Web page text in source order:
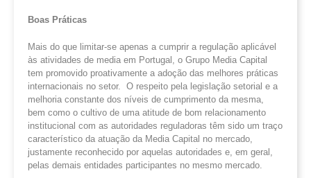
Boas Práticas
Mais do que limitar-se apenas a cumprir a regulação aplicável
às atividades de media em Portugal, o Grupo Media Capital
tem promovido proativamente a adoção das melhores práticas
internacionais no setor. O respeito pela legislação setorial e a
melhoria constante dos níveis de cumprimento da mesma,
bem como o cultivo de uma atitude de bom relacionamento
institucional com as autoridades reguladoras têm sido um traço
característico da atuação da Media Capital no mercado,
justamente reconhecido por aquelas autoridades e, em geral,
pelas demais entidades participantes no mesmo mercado.